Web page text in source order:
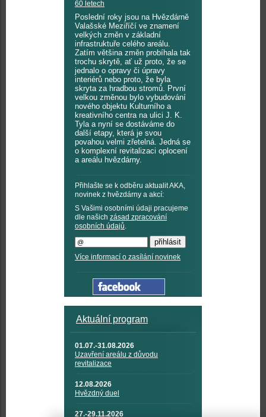
60 letech
Poslední roky jsou na Hvězdárně
Valašské Meziříčí ve znamení
velkých změn v základní
infrastruktuře celého areálu.
Zatím většina změn probíhala tak
trochu skrytě, ať už proto, že se
jednalo o opravy či úpravy
interiérů nebo proto, že byla
skryta za hradbou stromů. První
velkou změnou bylo vybudování
nového objektu Kulturního a
kreativního centra na ulici J. K.
Tyla a nyní se dostáváme do
další etapy, která je svou
povahou velmi zřetelná. Jedná se
o komplexní revitalizaci oplocení
a areálu hvězdárny.
Přihlašte se k odběru aktualit AKA,
novinek z hvězdárny a akcí:
S Vašimi osobními údaji pracujeme
dle našich zásad zpracování
osobních údajů.
Více informací o zasílání novinek
Aktuální program
01.07.-31.08.2026
Uzavření areálu z důvodu
revitalizace
12.08.2026
Hvězdný duel
27.-29.11.2026